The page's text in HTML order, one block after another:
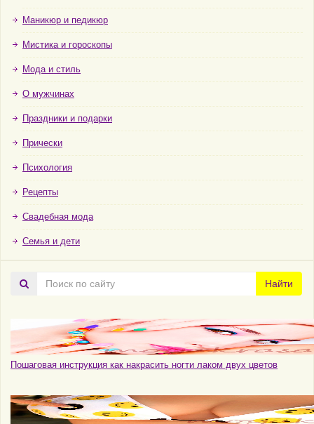
Маникюр и педикюр
Мистика и гороскопы
Мода и стиль
О мужчинах
Праздники и подарки
Прически
Психология
Рецепты
Свадебная мода
Семья и дети
Поиск
по
Найти
Пошаговая инструкция как накрасить ногти лаком двух цветов